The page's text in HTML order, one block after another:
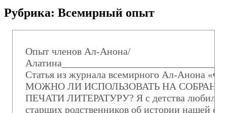
Рубрика: Всемирный опыт
Опыт членов Ал-Анона/
Статья из журнала всемирного Ал-Анона
МОЖНО ЛИ ИСПОЛЬЗОВАТЬ НА
ПЕЧАТИ ЛИТЕРАТУРУ? Я с детства любил
старших родственников об истории нашей